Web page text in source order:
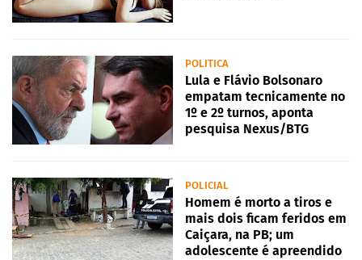
POLITICA
Lula e Flávio Bolsonaro
empatam tecnicamente no
1º e 2º turnos, aponta
pesquisa Nexus/BTG
POLICIAL
Homem é morto a tiros e
mais dois ficam feridos em
Caiçara, na PB; um
adolescente é apreendido